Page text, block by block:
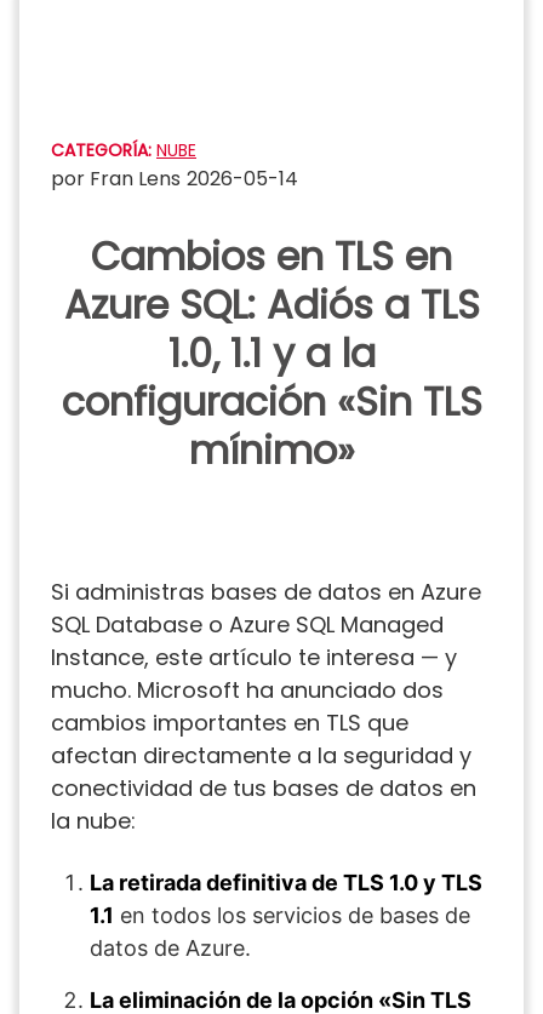
CATEGORÍA: NUBE
por Fran Lens 2026-05-14
Cambios en TLS en
Azure SQL: Adiós a TLS
1.0, 1.1 y a la
configuración «Sin TLS
mínimo»
Si administras bases de datos en Azure
SQL Database o Azure SQL Managed
Instance, este artículo te interesa — y
mucho. Microsoft ha anunciado dos
cambios importantes en TLS que
afectan directamente a la seguridad y
conectividad de tus bases de datos en
la nube:
La retirada definitiva de TLS 1.0 y TLS
1.1 en todos los servicios de bases de
datos de Azure.
La eliminación de la opción «Sin TLS